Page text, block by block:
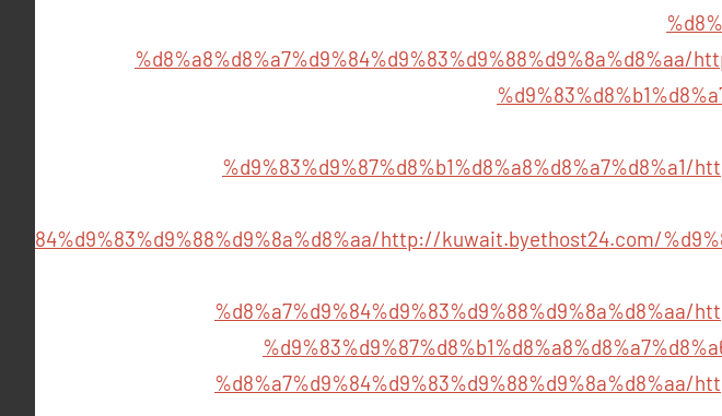
%d8%a8%d8%a7%d9%84%d9%83%d9%88%d9%8a%d8%aa/
%d9%83%d9%87%d8%b1%d8%a8%d8%a7%d8%a1/
http://kuwait.byethost24.com/
%d8%a7%d9%84%d9%83%d9%88%d9%8a%d8%aa/
%d8%a7%d9%84%d9%83%d9%88%d9%8a%d8%aa/